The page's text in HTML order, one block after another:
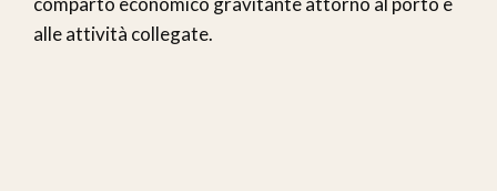
alle attività collegate.